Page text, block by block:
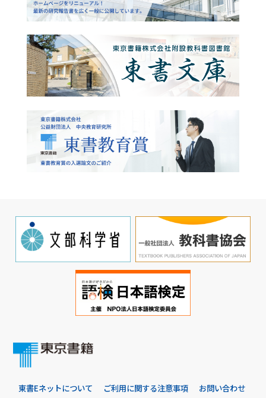
東書Eネットについて ご利用に関する注意事項
お問い合わせ